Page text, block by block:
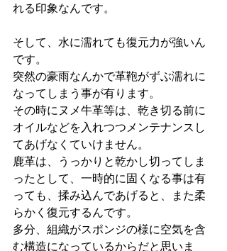
れる印象なんです。
そして、水に濡れても復元力が強いん
です。
突然の豪雨なんかで革鞄がずぶ濡れに
なってしまう事が有ります。
その時にヌメ牛革等は、乾き切る前に
オイルなどを入れつつメンテナンスし
てあげなくていけません。
鹿革は、うっかりと乾かし切ってしま
ったとして、一時的に固くなる事は有
っても、揉み込んであげると、また柔
らかく復元するんです。
多分、組織がスポンジの様に空気を含
む構造になっているからだと思いま